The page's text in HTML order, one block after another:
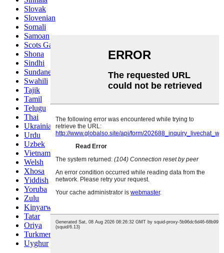
Slovak
Slovenian
Somali
Samoan
Scots Gaelic
Shona
Sindhi
Sundanese
Swahili
Tajik
Tamil
Telugu
Thai
Ukrainian
Urdu
Uzbek
Vietnamese
Welsh
Xhosa
Yiddish
Yoruba
Zulu
Kinyarwanda
Tatar
Oriya
Turkmen
Uyghur